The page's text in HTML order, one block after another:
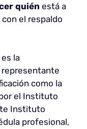
quién está a
el respaldo
la
como la
el Instituto
Instituto
profesional,